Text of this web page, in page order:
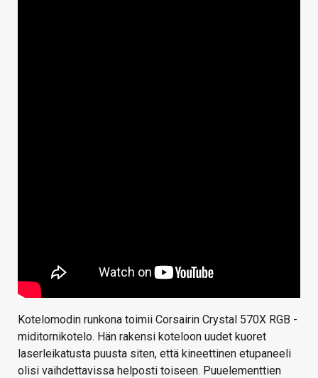
Kotelomodin runkona toimii Corsairin Crystal 570X RGB -
miditornikotelo. Hän rakensi koteloon uudet kuoret
laserleikatusta puusta siten, että kineettinen etupaneeli
olisi vaihdettavissa helposti toiseen. Puuelementtien